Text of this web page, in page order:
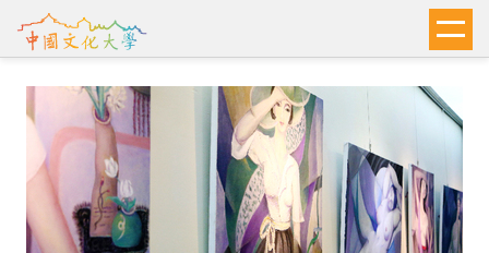
到
內